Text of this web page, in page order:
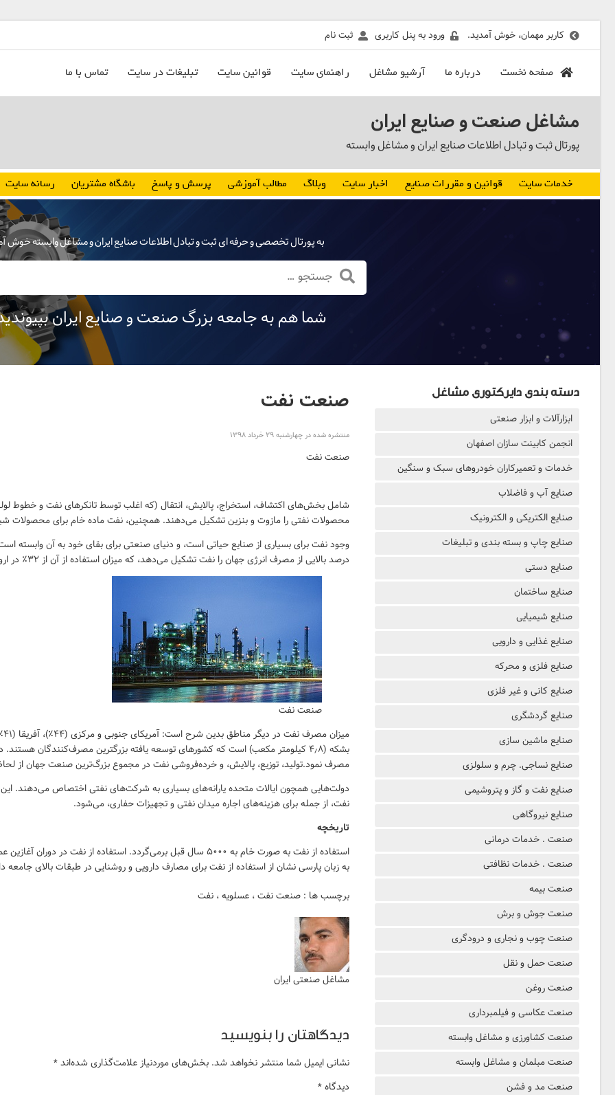
کاربر مهمان، خوش آمدید. ورود به پنل کاربری ثبت نام
صفحه نخست درباره ما آرشیو مشاغل راهنمای سایت قوانین سایت تبلیغات در سایت تماس با ما
مشاغل صنعت و صنایع ایران
پورتال ثبت و تبادل اطلاعات صنایع ایران و مشاغل وابسته
خدمات سایت قوانین و مقررات صنایع اخبار سایت وبلاگ مطالب آموزشی پرسش و پاسخ باشگاه مشتریان رسانه سایت
به پورتال تخصصی و حرفه ای ثبت و تبادل اطلاعات صنایع ایران و مشاغل وابسته خوش
شما هم به جامعه بزرگ صنعت و صنایع ایران
صنعت نفت
منتشره شده در چهارشنبه ۲۹ خرداد ۱۳۹۸
صنعت نفت
شامل بخش‌های اکتشاف، استخراج، پالایش، انتقال (که اغلب توسط تانکرهای نفت و خطوط
محصولات نفتی را مازوت و بنزین تشکیل می‌دهند. همچنین، نفت ماده خام برای محصولات
وجود نفت برای بسیاری از صنایع حیاتی است، و دنیای صنعتی برای بقای خود به آن وابسته
درصد بالایی از مصرف انرژی جهان را نفت تشکیل می‌دهد، که میزان استفاده از آن از ۳۲٪ در اروپا و آسیا، تا بالای ۵۳٪ در خاورمیانه متغیر است.
صنعت نفت
مصرف نمود.تولید، توزیع، پالایش، و خرده‌فروشی نفت در مجموع بزرگ‌ترین صنعت جهان از
دولت‌هایی همچون ایالات متحده یارانه‌های بسیاری به شرکت‌های نفتی اختصاص می‌دهند.
نفت، از جمله برای هزینه‌های اجاره میدان نفتی و تجهیزات حفاری، می‌شود.
تاریخچه
استفاده از نفت به صورت خام به ۵۰۰۰ سال قبل برمی‌گردد. استفاده
به زبان پارسی نشان از استفاده از نفت برای مصارف دارویی و روشنایی در طبقات بالای
برچسب ها : صنعت نفت، عسلویه، نفت
مشاغل صنعتی ایران
دیدگاهتان را بنویسید
نشانی ایمیل شما منتشر نخواهد شد. بخش‌های موردنیاز علامت‌گذاری شده‌اند*
دیدگاه*
دسته بندی دایرکتوری مشاغل
ابزارآلات و ابزار صنعتی
انجمن کابینت سازان اصفهان
خدمات و تعمیرکاران خودروهای سبک و سنگین
صنایع آب و فاضلاب
صنایع الکتریکی و الکترونیک
صنایع چاپ و بسته بندی و تبلیغات
صنایع دستی
صنایع ساختمان
صنایع شیمیایی
صنایع غذایی و دارویی
صنایع فلزی و محرکه
صنایع کانی و غیر فلزی
صنایع گردشگری
صنایع ماشین سازی
صنایع نساجی. چرم و سلولزی
صنایع نفت و گاز و پتروشیمی
صنایع نیروگاهی
صنعت . خدمات درمانی
صنعت . خدمات نظافتی
صنعت بیمه
صنعت جوش و برش
صنعت چوب و نجاری و درودگری
صنعت حمل و نقل
صنعت روغن
صنعت عکاسی و فیلمبرداری
صنعت کشاورزی و مشاغل وابسته
صنعت مبلمان و مشاغل وابسته
صنعت مد و فشن